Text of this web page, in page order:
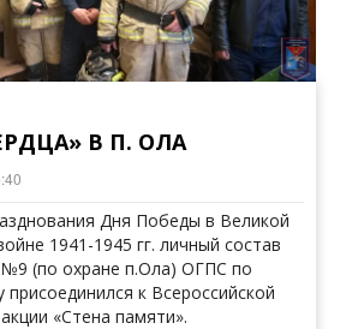
В П. ОЛА
Дня Победы в Великой
1941-1945 гг. личный состав
(по охране п.Ола) ОГПС по
к Всероссийской
«Стена памяти».